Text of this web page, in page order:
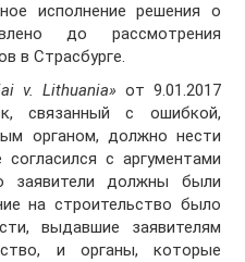
исполнение решения о
до рассмотрения
в Страсбурге.
v. Lithuania» от 9.01.2017
связанный с ошибкой,
органом, должно нести
с аргументами
заявители должны были
на строительство было
выдавшие заявителям
и органы, которые